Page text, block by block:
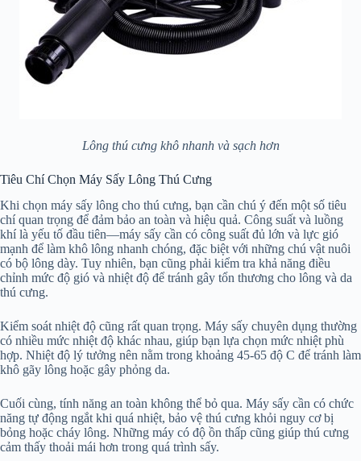
Lông thú cưng khô nhanh và sạch hơn
Tiêu Chí Chọn Máy Sấy Lông Thú Cưng
Khi chọn máy sấy lông cho thú cưng, bạn cần chú ý đến một số tiêu
chí quan trọng để đảm bảo an toàn và hiệu quả. Công suất và luồng
khí là yếu tố đầu tiên—máy sấy cần có công suất đủ lớn và lực gió
mạnh để làm khô lông nhanh chóng, đặc biệt với những chú vật nuôi
có bộ lông dày. Tuy nhiên, bạn cũng phải kiểm tra khả năng điều
chỉnh mức độ gió và nhiệt độ để tránh gây tổn thương cho lông và da
thú cưng.
Kiểm soát nhiệt độ cũng rất quan trọng. Máy sấy chuyên dụng thường
có nhiều mức nhiệt độ khác nhau, giúp bạn lựa chọn mức nhiệt phù
hợp. Nhiệt độ lý tưởng nên nằm trong khoảng 45-65 độ C để tránh làm
khô gãy lông hoặc gây phỏng da.
Cuối cùng, tính năng an toàn không thể bỏ qua. Máy sấy cần có chức
năng tự động ngắt khi quá nhiệt, bảo vệ thú cưng khỏi nguy cơ bị
bỏng hoặc cháy lông. Những máy có độ ồn thấp cũng giúp thú cưng
cảm thấy thoải mái hơn trong quá trình sấy.